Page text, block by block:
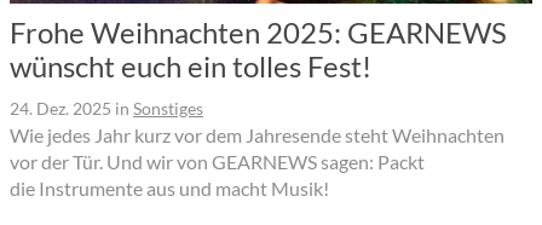
Frohe Weihnachten 2025: GEARNEWS
wünscht euch ein tolles Fest!
24. Dez. 2025 in Sonstiges
Wie jedes Jahr kurz vor dem Jahresende steht Weihnachten
vor der Tür. Und wir von GEARNEWS sagen: Packt
die Instrumente aus und macht Musik!